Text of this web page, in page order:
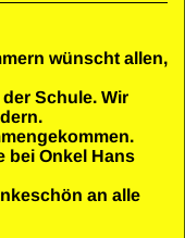
wünscht allen,
Schule. Wir
bei Onkel Hans
an alle